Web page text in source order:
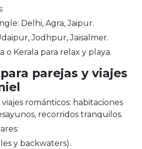
Delhi, Agra, Jaipur.
Jodhpur, Jaisalmer.
o Kerala para relax y playa.
parejas y viajes
viajes románticos: habitaciones
recorridos tranquilos.
y backwaters).